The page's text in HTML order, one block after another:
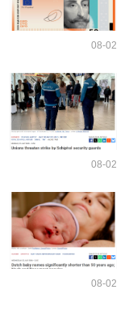
08-02
08-02
08-02